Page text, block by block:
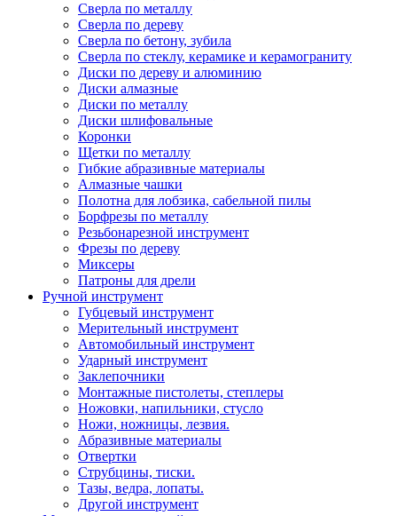
Сверла по металлу
Сверла по дереву
Сверла по бетону, зубила
Сверла по стеклу, керамике и керамограниту
Диски по дереву и алюминию
Диски алмазные
Диски по металлу
Диски шлифовальные
Коронки
Щетки по металлу
Гибкие абразивные материалы
Алмазные чашки
Полотна для лобзика, сабельной пилы
Борфрезы по металлу
Резьбонарезной инструмент
Фрезы по дереву
Миксеры
Патроны для дрели
Ручной инструмент
Губцевый инструмент
Мерительный инструмент
Автомобильный инструмент
Ударный инструмент
Заклепочники
Монтажные пистолеты, степлеры
Ножовки, напильники, стусло
Ножи, ножницы, лезвия.
Абразивные материалы
Отвертки
Cтрубцины, тиски.
Тазы, ведра, лопаты.
Другой инструмент